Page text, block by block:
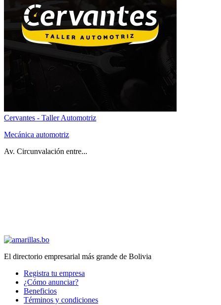
Cervantes - Taller Automotriz
Mecánica automotriz
Av. Circunvalación entre...
El directorio empresarial más grande de Bolivia
Registra tu empresa
¿Cómo anunciar?
Beneficios
Términos y condiciones